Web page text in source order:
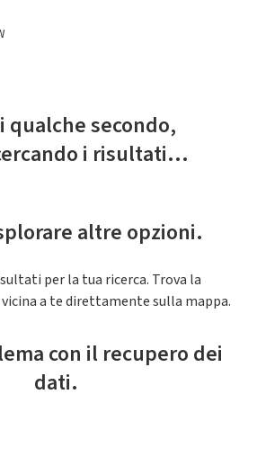
qualche secondo,
i risultati...
altre opzioni.
per la tua ricerca. Trova la
a te direttamente sulla mappa.
con il recupero dei
dati.